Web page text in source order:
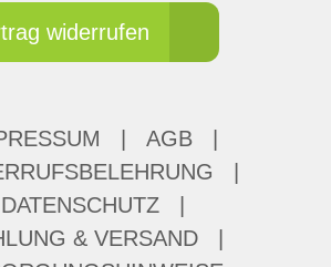
widerrufen
AGB
DATENSCHUTZ
& VERSAND